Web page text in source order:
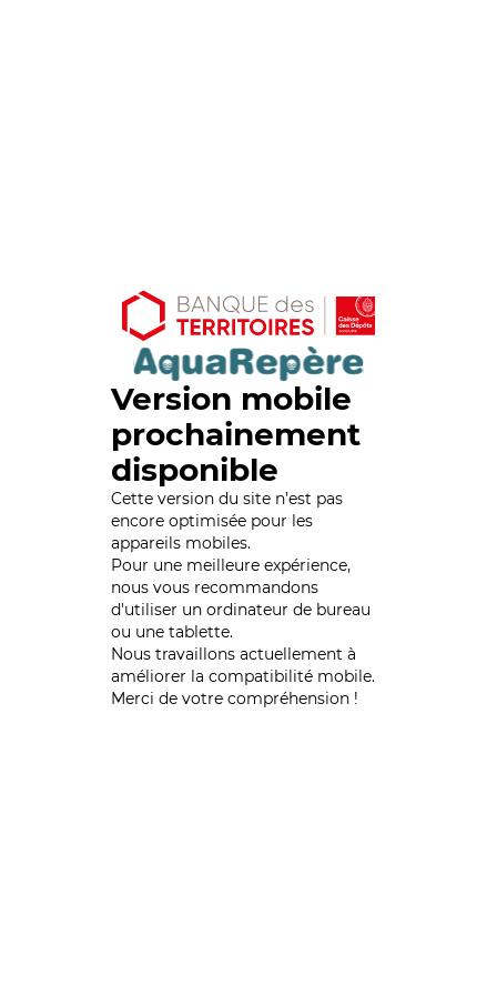
Version mobile
prochainement
disponible
Cette version du site n’est pas
encore optimisée pour les
appareils mobiles.
Pour une meilleure expérience,
nous vous recommandons
d'utiliser un ordinateur de bureau
ou une tablette.
Nous travaillons actuellement à
améliorer la compatibilité mobile.
Merci de votre compréhension !